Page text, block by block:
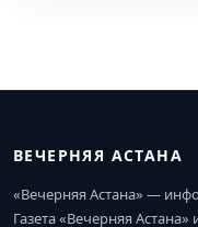
ВЕЧЕРНЯЯ АСТАНА
«Вечерняя Астана» —
Газета «Вечерняя Астана»